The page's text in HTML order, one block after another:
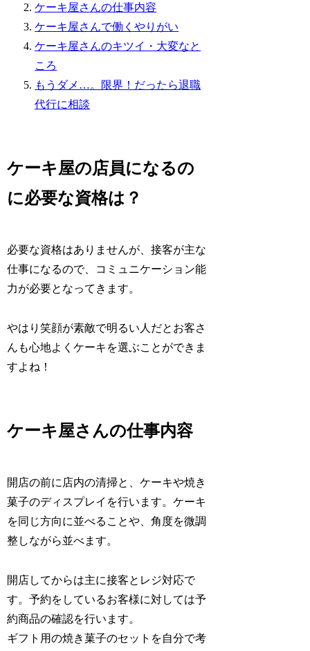
ケーキ屋さんの仕事内容
ケーキ屋さんで働くやりがい
ケーキ屋さんのキツイ・大変なと
ころ
もうダメ…。限界！だったら退職
代行に相談
ケーキ屋の店員になるの
に必要な資格は？
必要な資格はありませんが、接客が主な
仕事になるので、コミュニケーション能
力が必要となってきます。
やはり笑顔が素敵で明るい人だとお客さ
んも心地よくケーキを選ぶことができま
すよね！
ケーキ屋さんの仕事内容
開店の前に店内の清掃と、ケーキや焼き
菓子のディスプレイを行います。ケーキ
を同じ方向に並べることや、角度を微調
整しながら並べます。
開店してからは主に接客とレジ対応で
す。予約をしているお客様に対しては予
約商品の確認を行います。
ギフト用の焼き菓子のセットを自分で考